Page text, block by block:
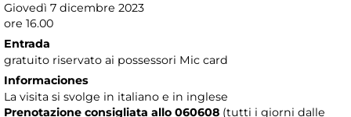
Giovedì 7 dicembre 2023
ore 16.00
Entrada
gratuito riservato ai possessori Mic card
Informaciones
La visita si svolge in italiano e in inglese
Prenotazione consigliata allo 060608 (tutti i giorni dalle